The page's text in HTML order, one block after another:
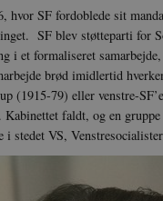
hvor SF fordoblede sit
SF blev støtteparti for
i et formaliseret
brød imidlertid
(1915-79) eller venstre-
faldt, og en
i stedet VS,